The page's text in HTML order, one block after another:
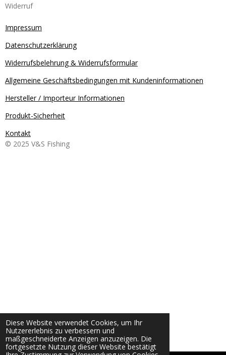
Diese Website verwendet Cookies, um Ihr
Nutzererlebnis zu verbessern und
maßgeschneiderte Anzeigen anzuzeigen. Die
fortgesetzte Nutzung dieser Website bestätigt
Widerruf
Impressum
Datenschutzerklärung
Widerrufsbelehrung & Widerrufsformular
Allgemeine Geschäftsbedingungen mit Kundeninformationen
Hersteller / Importeur Informationen
Produkt-Sicherheit
Kontakt
© 2025 V&S Fishing